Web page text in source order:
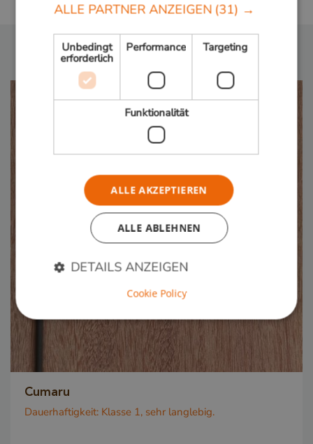
Cumaru
Dauerhaftigkeit: Klasse 1, sehr langlebig.
ALLE PARTNER ANZEIGEN (31) →
Unbedingt
erforderlich
Performance Targeting
Funktionalität
ALLE AKZEPTIEREN
ALLE ABLEHNEN
DETAILS ANZEIGEN
Unbedingt erforderlich
Performance
Targeting
Funktionalität
Unbedingt erforderliche Cookies ermöglichen
Benutzeranmeldung und die Kontoverwaltung.
die Website nicht ordnungsgemäß verwendet
Cookie Policy